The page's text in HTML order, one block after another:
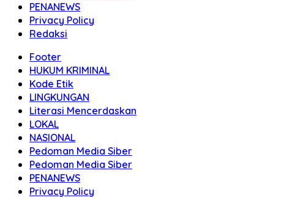
PENANEWS
Privacy Policy
Redaksi
Footer
HUKUM KRIMINAL
Kode Etik
LINGKUNGAN
Literasi Mencerdaskan
LOKAL
NASIONAL
Pedoman Media Siber
Pedoman Media Siber
PENANEWS
Privacy Policy